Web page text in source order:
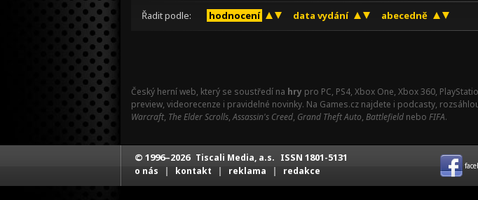
Řadit podle: hodnocení data vydání abecedně
Český herní web, který se soustředí na hry pro PC, PS4, Xbox One, Xbox 360,
preview, videorecenze i pravidelné novinky. Na Games.cz najdete i podcasty,
Warcraft, The Elder Scrolls,Assassin's Creed, Grand Theft Auto, Battlefield nebo FIFA.
© 1996–2026 Tiscali Media, a.s. ISSN 1801-5131
o nás | kontakt | reklama | redakce